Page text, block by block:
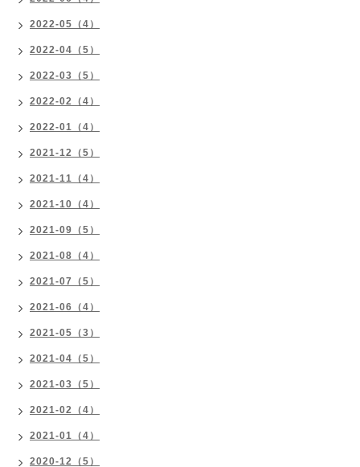
2022-05（4）
2022-04（5）
2022-03（5）
2022-02（4）
2022-01（4）
2021-12（5）
2021-11（4）
2021-10（4）
2021-09（5）
2021-08（4）
2021-07（5）
2021-06（4）
2021-05（3）
2021-04（5）
2021-03（5）
2021-02（4）
2021-01（4）
2020-12（5）